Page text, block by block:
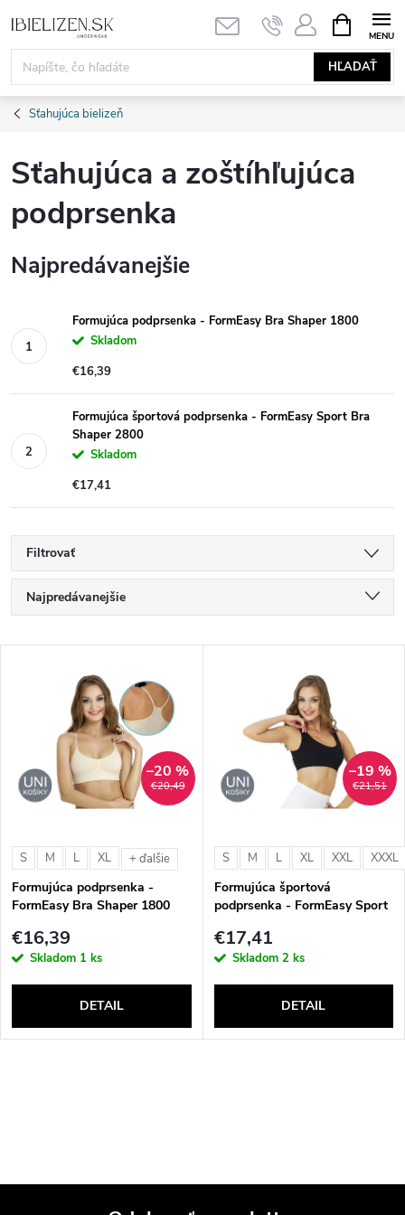
na
obsah
HĽADAŤ
KOŠÍK
Sťahujúca bielizeň
Sťahujúca a zoštíhľujúca
podprsenka
Najpredávanejšie
Formujúca podprsenka - FormEasy Bra Shaper 1800
Skladom
€16,39
Formujúca športová podprsenka - FormEasy Sport Bra
Shaper 2800
Skladom
€17,41
Filtrovať
R
a
n
e
p
r
d
t
Najpredávanejšie
Abecedne
p
i
s
p
r
o
d
€20,49
–20 %
S M L XL + ďalšie
Formujúca podprsenka -
FormEasy Bra Shaper 1800
€16,39
Skladom 1 ks
DETAIL
€21,51
–19 %
S M L XL XXL XXXL
Formujúca športová
podprsenka - FormEasy Sport
€17,41
Skladom 2 ks
DETAIL